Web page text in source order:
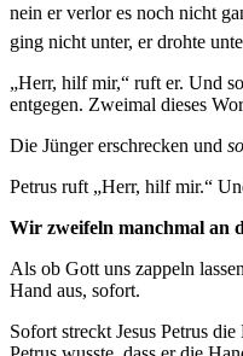
nein er verlor es noch nicht
ging nicht unter, er drohte
„Herr, hilf mir,“ ruft er. Und
entgegen. Zweimal dieses
Die Jünger erschrecken und
Petrus ruft „Herr, hilf mir.“
Wir zweifeln manchmal an
Als ob Gott uns zappeln
Hand aus, sofort.
Sofort streckt Jesus Petrus